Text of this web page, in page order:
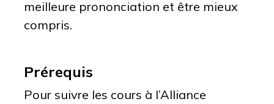
meilleure prononciation et être mieux
compris.
Prérequis
Pour suivre les cours à l’Alliance